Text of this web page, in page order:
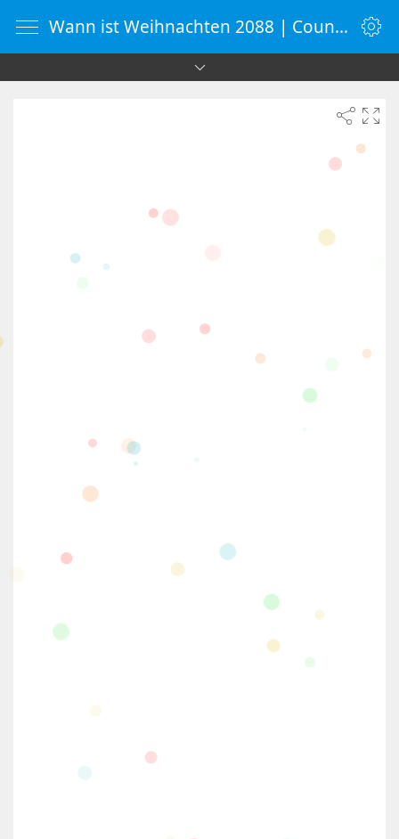
Wann ist Weihnachten 2088 | Countdown-Timer | WebUhr.de